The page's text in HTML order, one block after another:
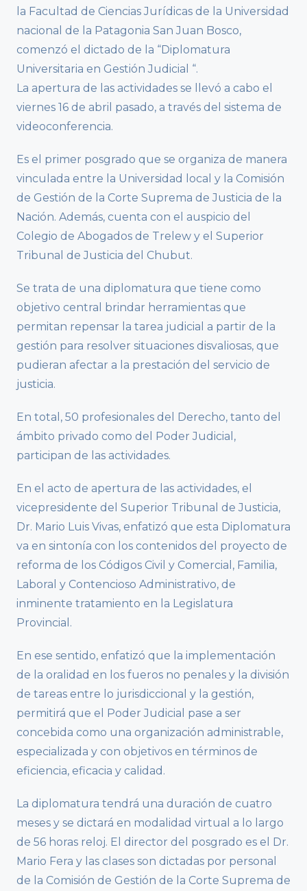
la Facultad de Ciencias Jurídicas de la Universidad
nacional de la Patagonia San Juan Bosco,
comenzó el dictado de la “Diplomatura
Universitaria en Gestión Judicial “.
La apertura de las actividades se llevó a cabo el
viernes 16 de abril pasado, a través del sistema de
videoconferencia.
Es el primer posgrado que se organiza de manera
vinculada entre la Universidad local y la Comisión
de Gestión de la Corte Suprema de Justicia de la
Nación. Además, cuenta con el auspicio del
Colegio de Abogados de Trelew y el Superior
Tribunal de Justicia del Chubut.
Se trata de una diplomatura que tiene como
objetivo central brindar herramientas que
permitan repensar la tarea judicial a partir de la
gestión para resolver situaciones disvaliosas, que
pudieran afectar a la prestación del servicio de
justicia.
En total, 50 profesionales del Derecho, tanto del
ámbito privado como del Poder Judicial,
participan de las actividades.
En el acto de apertura de las actividades, el
vicepresidente del Superior Tribunal de Justicia,
Dr. Mario Luis Vivas, enfatizó que esta Diplomatura
va en sintonía con los contenidos del proyecto de
reforma de los Códigos Civil y Comercial, Familia,
Laboral y Contencioso Administrativo, de
inminente tratamiento en la Legislatura
Provincial.
En ese sentido, enfatizó que la implementación
de la oralidad en los fueros no penales y la división
de tareas entre lo jurisdiccional y la gestión,
permitirá que el Poder Judicial pase a ser
concebida como una organización administrable,
especializada y con objetivos en términos de
eficiencia, eficacia y calidad.
La diplomatura tendrá una duración de cuatro
meses y se dictará en modalidad virtual a lo largo
de 56 horas reloj. El director del posgrado es el Dr.
Mario Fera y las clases son dictadas por personal
de la Comisión de Gestión de la Corte Suprema de